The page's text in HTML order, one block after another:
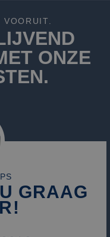
VOORUIT.
ONZE
GRAAG